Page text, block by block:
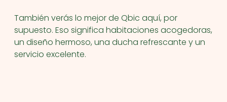
También verás lo mejor de Qbic aquí, por
supuesto. Eso significa habitaciones acogedoras,
un diseño hermoso, una ducha refrescante y un
servicio excelente.